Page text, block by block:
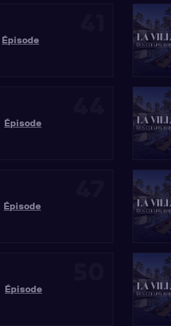
Épisode
Épisode
Épisode
Épisode